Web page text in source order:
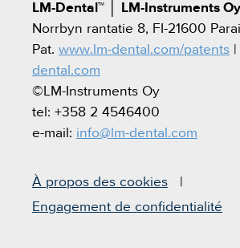
LM-Dental™
LM-Instruments Oy
Norrbyn rantatie 8, FI-21600
Pat. www.lm-dental.com/patents
dental.com
©LM-Instruments Oy
tel: +358 2 4546400
e-mail: info@lm-dental.com
À propos des cookies
Engagement de confidentialité